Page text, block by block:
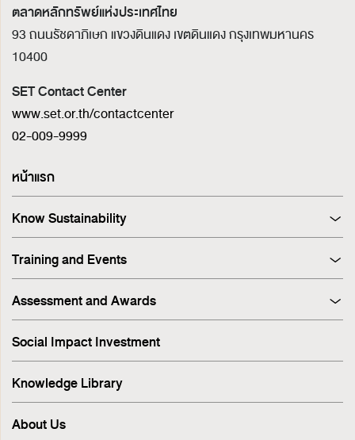
ตลาดหลักทรัพย์แห่งประเทศไทย
93 ถนนรัชดาภิเษก แขวงดินแดง เขตดินแดงกรุงเทพมหานคร
10400
SET Contact Center
www.set.or.th/contactcenter
02-009-9999
หน้าแรก
Know Sustainability
Sustainability at A Glance
Principles and Guidelines
Corporate Governance
Sustainability Management Process
Stakeholder Engagement & Materiality Analysis
ESG Risk
Sustainable Supply Chain
Environment
Innovation
Training and Events
Training
Events
Assessment and Awards
Corporate Governance Report (CGR)
SET ESG Ratings
FTSE Russell ESG Scores
ASEAN Corporate Governance Scorecard
Sustainability Index
Sustainability Awards
Social Impact Investment
Knowledge Library
About Us